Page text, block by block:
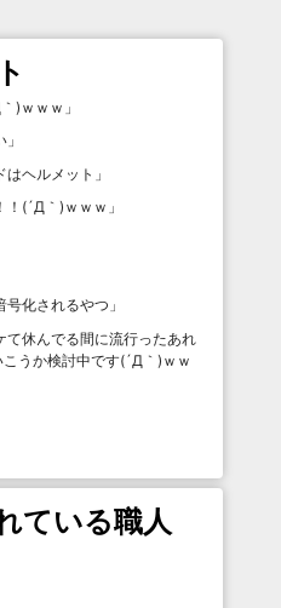
)ｗｗｗ 」
」
はヘルメット 」
！(´Д｀)ｗｗｗ 」
号化されるやつ 」
て休んでる間に流行ったあれ
うか検討中です(´Д｀)ｗｗ
ている職人